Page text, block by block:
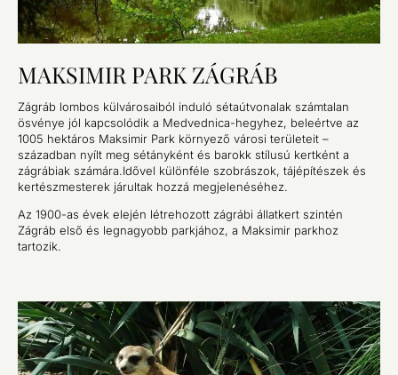
MAKSIMIR PARK ZÁGRÁB
Zágráb lombos külvárosaiból induló sétaútvonalak számtalan
ösvénye jól kapcsolódik a Medvednica-hegyhez, beleértve az
1005 hektáros Maksimir Park környező városi területeit –
században nyílt meg sétányként és barokk stílusú kertként a
zágrábiak számára.Idővel különféle szobrászok, tájépítészek és
kertészmesterek járultak hozzá megjelenéséhez.
Az 1900-as évek elején létrehozott zágrábi állatkert szintén
Zágráb első és legnagyobb parkjához, a Maksimir parkhoz
tartozik.